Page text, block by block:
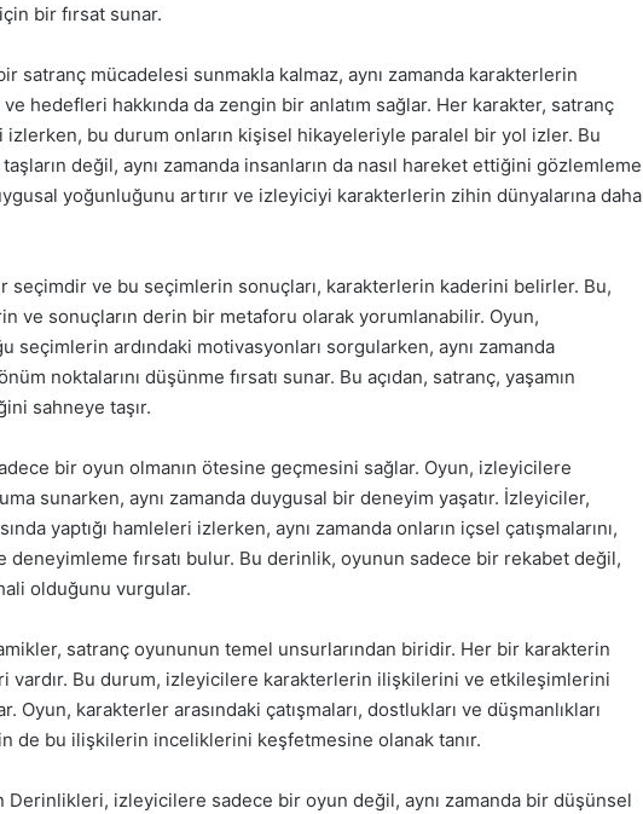
bir fırsat sunar.
satranç mücadelesi sunmakla kalmaz, aynı zamanda karakterlerin
hedefleri hakkında da zengin bir anlatım sağlar. Her karakter, satranç
izlerken, bu durum onların kişisel hikayeleriyle paralel bir yol izler. Bu
değil, aynı zamanda insanların da nasıl hareket ettiğini gözlemleme
yoğunluğunu artırır ve izleyiciyi karakterlerin zihin dünyalarına daha
seçimdir ve bu seçimlerin sonuçları, karakterlerin kaderini belirler. Bu,
ve sonuçların derin bir metaforu olarak yorumlanabilir. Oyun,
seçimlerin ardındaki motivasyonları sorgularken, aynı zamanda
noktalarını düşünme fırsatı sunar. Bu açıdan, satranç, yaşamın
sahneye taşır.
bir oyun olmanın ötesine geçmesini sağlar. Oyun, izleyicilere
sunarken, aynı zamanda duygusal bir deneyim yaşatır. İzleyiciler,
yaptığı hamleleri izlerken, aynı zamanda onların içsel çatışmalarını,
deneyimleme fırsatı bulur. Bu derinlik, oyunun sadece bir rekabet değil,
olduğunu vurgular.
satranç oyununun temel unsurlarından biridir. Her bir karakterin
vardır. Bu durum, izleyicilere karakterlerin ilişkilerini ve etkileşimlerini
Oyun, karakterler arasındaki çatışmaları, dostlukları ve düşmanlıkları
de bu ilişkilerin inceliklerini keşfetmesine olanak tanır.
Derinlikleri, izleyicilere sadece bir oyun değil, aynı zamanda bir düşünsel